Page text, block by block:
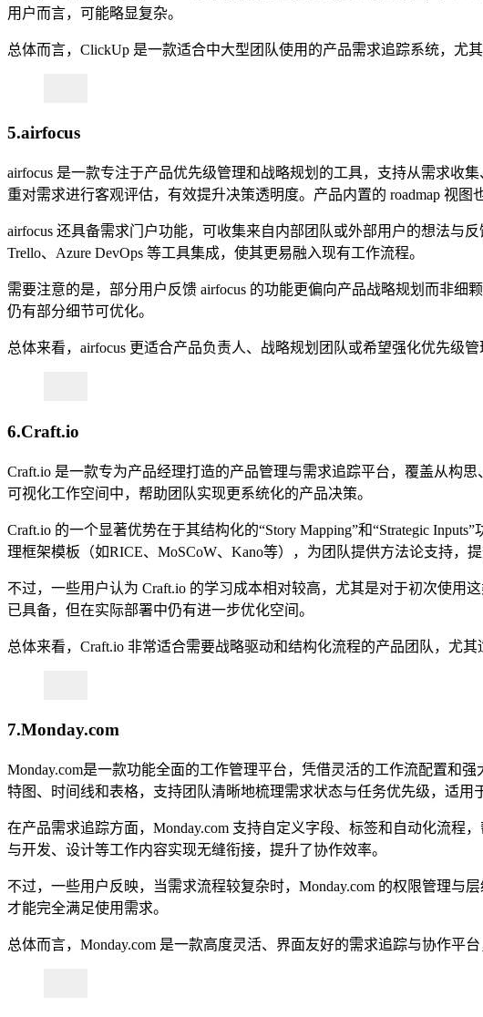
用户而言，可能略显复杂。
总体而言，ClickUp 是一款适合中大型团队使用的产品需求追踪系统，尤
5.airfocus
airfocus 是一款专注于产品优先级管理和战略规划的工具，支持从需求收
重对需求进行客观评估，有效提升决策透明度。产品内置的 roadmap 视图
airfocus 还具备需求门户功能，可收集来自内部团队或外部用户的想法与
Trello、Azure DevOps 等工具集成，使其更易融入现有工作流程。
需要注意的是，部分用户反馈 airfocus 的功能更偏向产品战略规划而非
仍有部分细节可优化。
总体来看，airfocus 更适合产品负责人、战略规划团队或希望强化优先级
6.Craft.io
Craft.io 是一款专为产品经理打造的产品管理与需求追踪平台，覆盖从构
可视化工作空间中，帮助团队实现更系统化的产品决策。
Craft.io 的一个显著优势在于其结构化的“Story Mapping”和“Strategic
理框架模板（如RICE、MoSCoW、Kano等），为团队提供方法论支持，
不过，一些用户认为 Craft.io 的学习成本相对较高，尤其是对于初次使用
已具备，但在实际部署中仍有进一步优化空间。
总体来看，Craft.io 非常适合需要战略驱动和结构化流程的产品团队，尤
7.Monday.com
Monday.com是一款功能全面的工作管理平台，凭借灵活的工作流配置和
特图、时间线和表格，支持团队清晰地梳理需求状态与任务优先级，适用
在产品需求追踪方面，Monday.com 支持自定义字段、标签和自动化流程
与开发、设计等工作内容实现无缝衔接，提升了协作效率。
不过，一些用户反映，当需求流程较复杂时，Monday.com 的权限管理
才能完全满足使用需求。
总体而言，Monday.com 是一款高度灵活、界面友好的需求追踪与协作平